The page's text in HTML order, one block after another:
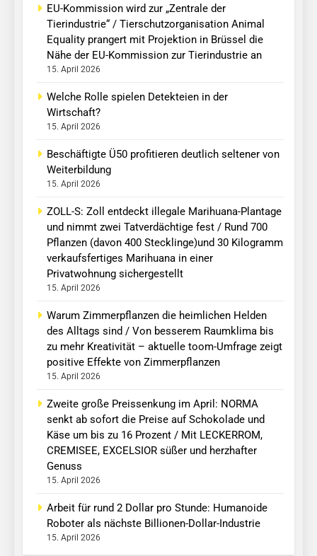
EU-Kommission wird zur „Zentrale der
Tierindustrie“ / Tierschutzorganisation Animal
Equality prangert mit Projektion in Brüssel die
Nähe der EU-Kommission zur Tierindustrie an
15. April 2026
Welche Rolle spielen Detekteien in der
Wirtschaft?
15. April 2026
Beschäftigte Ü50 profitieren deutlich seltener von
Weiterbildung
15. April 2026
ZOLL-S: Zoll entdeckt illegale Marihuana-Plantage
und nimmt zwei Tatverdächtige fest / Rund 700
Pflanzen (davon 400 Stecklinge)und 30 Kilogramm
verkaufsfertiges Marihuana in einer
Privatwohnung sichergestellt
15. April 2026
Warum Zimmerpflanzen die heimlichen Helden
des Alltags sind / Von besserem Raumklima bis
zu mehr Kreativität – aktuelle toom-Umfrage zeigt
positive Effekte von Zimmerpflanzen
15. April 2026
Zweite große Preissenkung im April: NORMA
senkt ab sofort die Preise auf Schokolade und
Käse um bis zu 16 Prozent / Mit LECKERROM,
CREMISEE, EXCELSIOR süßer und herzhafter
Genuss
15. April 2026
Arbeit für rund 2 Dollar pro Stunde: Humanoide
Roboter als nächste Billionen-Dollar-Industrie
15. April 2026